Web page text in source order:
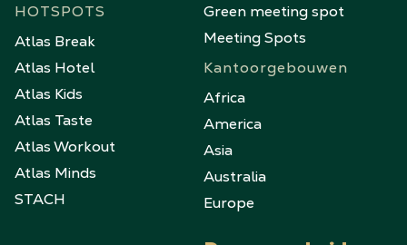
HOTSPOTS
Atlas Break
Atlas Hotel
Atlas Kids
Atlas Taste
Atlas Workout
Atlas Minds
STACH
Green meeting spot
Meeting Spots
Kantoorgebouwen
Africa
America
Asia
Australia
Europe